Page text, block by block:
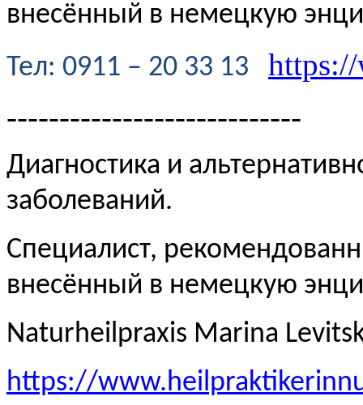
внесённый в немецкую
Teл: 0911 – 20 33 13
----------------------------
Диагностика и
заболеваний.
Специалист,
внесённый в немецкую
Naturheilpraxis Marina
https://